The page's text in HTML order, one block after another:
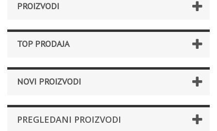
PROIZVODI
TOP PRODAJA
NOVI PROIZVODI
PREGLEDANI PROIZVODI